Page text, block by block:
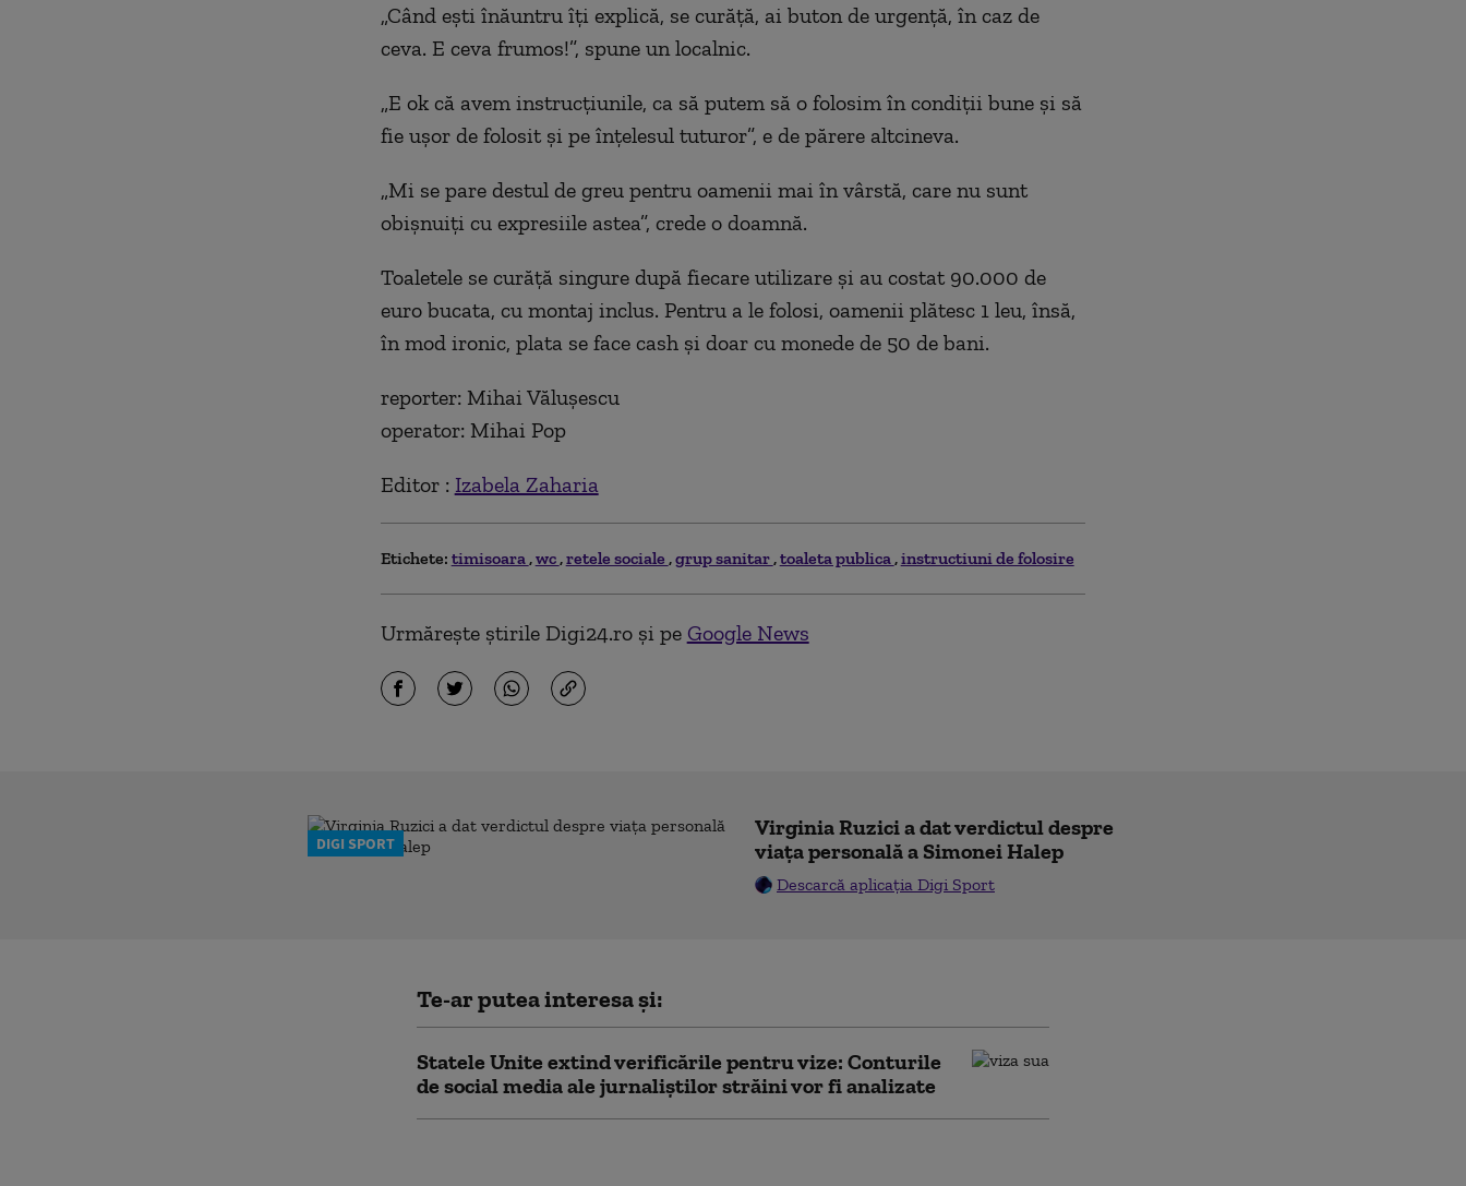
„Când ești înăuntru îți explică, se curăță, ai buton de urgență, în caz de
ceva. E ceva frumos!”, spune un localnic.
„E ok că avem instrucțiunile, ca să putem să o folosim în condiții bune și să
fie ușor de folosit și pe înțelesul tuturor”, e de părere altcineva.
„Mi se pare destul de greu pentru oamenii mai în vârstă, care nu sunt
obișnuiți cu expresiile astea”, crede o doamnă.
Toaletele se curăță singure după fiecare utilizare și au costat 90.000 de
euro bucata, cu montaj inclus. Pentru a le folosi, oamenii plătesc 1 leu, însă,
în mod ironic, plata se face cash și doar cu monede de 50 de bani.
reporter: Mihai Vălușescu
operator: Mihai Pop
Editor : Izabela Zaharia
Etichete: timisoara wc retele sociale grup sanitar toaleta publica instructiuni de folosire
Urmărește știrile Digi24.ro și pe Google News
DIGI SPORT
Virginia Ruzici a dat verdictul despre
viața personală a Simonei Halep
Descarcă aplicația Digi Sport
Te-ar putea interesa și:
Statele Unite extind verificările pentru vize: Conturile
de social media ale jurnaliștilor străini vor fi analizate